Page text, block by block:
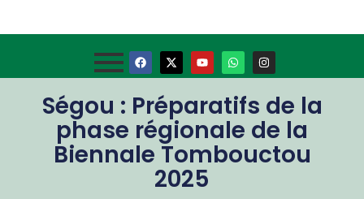
Ségou : Préparatifs de la
phase régionale de la
Biennale Tombouctou
2025